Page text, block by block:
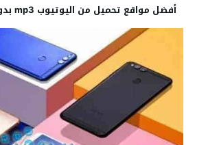
أفضل مواقع تحميل من اليوتيوب mp3 بدون برامج